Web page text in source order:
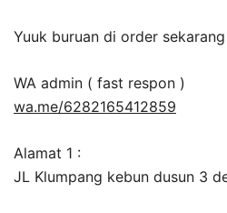
Yuuk buruan di order sekarang
WA admin ( fast respon )
wa.me/6282165412859
Alamat 1 :
JL Klumpang kebun dusun 3